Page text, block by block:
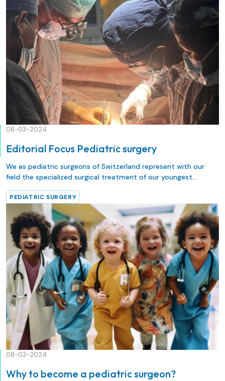
08-03-2024
Editorial Focus Pediatric surgery
We as pediatric surgeons of Switzerland represent with our
field the specialized surgical treatment of our youngest
issue of Swiss Knife is dedicated to pediatric surgery and we
are very proud to share some exciting and innovative articles
from various areas of pediatric surgery.Dr. Viktoria Pfeifle S/K
Editorial Board Member
PEDIATRIC SURGERY
08-03-2024
Why to become a pediatric surgeon?